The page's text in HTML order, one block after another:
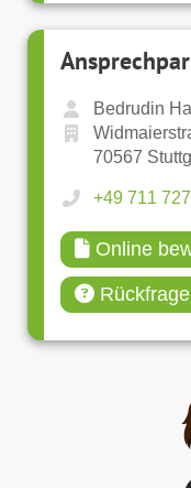
Bedrudin
70567
+49 711
Online